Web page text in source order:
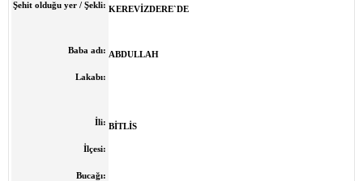
Şehit olduğu yer / Şekli: KEREVİZDERE`DE
Baba adı: ABDULLAH
Lakabı:
İli: BİTLİS
İlçesi:
Bucağı: